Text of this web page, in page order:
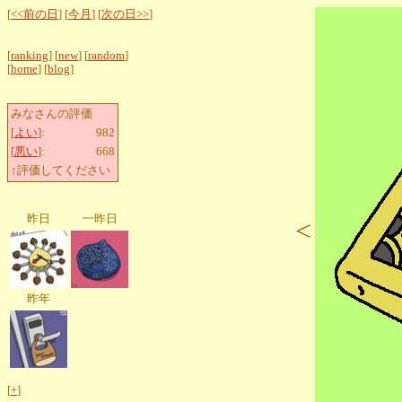
[<<前の日 ] [今月 ] [次の日>>]
[ranking] [new] [random]
[home] [blog]
みなさんの評価
[よい]:
982
[悪い]:
668
↑評価してください
昨日 一昨日
昨年
[+]
<